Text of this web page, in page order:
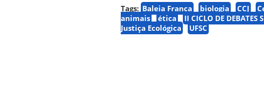
Tags: Baleia Franca biologia CCJ
animais
ética II CICLO DE DEBATES
Justiça Ecológica
UFSC